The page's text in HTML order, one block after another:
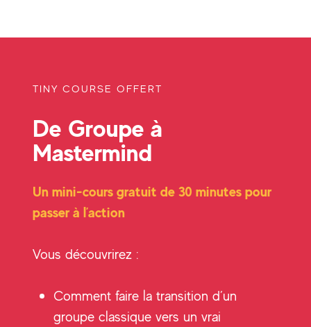
TINY COURSE OFFERT
De Groupe à
Mastermind
Un mini-cours gratuit de 30 minutes pour
passer à l’action
Vous découvrirez :
Comment faire la transition d’un
groupe classique vers un vrai